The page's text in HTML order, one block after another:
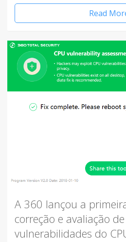
Read
A 360 lançou a
correção e avaliação de
vulnerabilidades do